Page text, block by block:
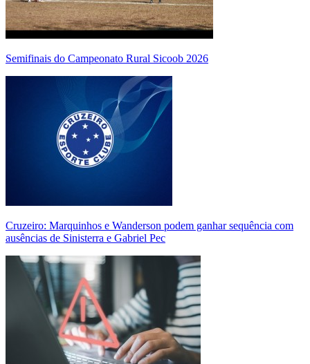
Semifinais do Campeonato Rural Sicoob 2026
Cruzeiro: Marquinhos e Wanderson podem ganhar sequência com
ausências de Sinisterra e Gabriel Pec